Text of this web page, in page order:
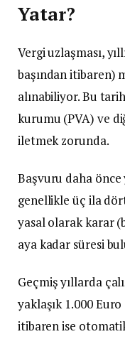
Yatar?
Vergi uzlaşması,
başından itibaren)
alınabiliyor. Bu
kurumu (PVA) ve
iletmek zorunda.
Başvuru daha
genellikle üç ila
yasal olarak karar
aya kadar süresi
Geçmiş yıllarda
yaklaşık 1.000
itibaren ise